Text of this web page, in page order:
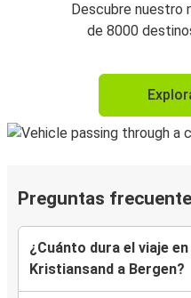
Descubre nuestro
de 8000
Preguntas
¿Cuánto dura el viaje
Kristiansand a Bergen?